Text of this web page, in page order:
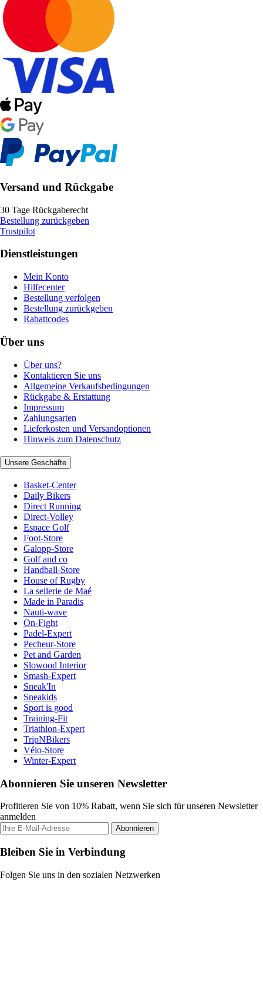
Versand und Rückgabe
30 Tage Rückgaberecht
Bestellung zurückgeben
Trustpilot
Dienstleistungen
Mein Konto
Hilfecenter
Bestellung verfolgen
Bestellung zurückgeben
Rabattcodes
Über uns
Über uns?
Kontaktieren Sie uns
Allgemeine Verkaufsbedingungen
Rückgabe & Erstattung
Impressum
Zahlungsarten
Lieferkosten und Versandoptionen
Hinweis zum Datenschutz
Unsere Geschäfte
Basket-Center
Daily Bikers
Direct Running
Direct-Volley
Espace Golf
Foot-Store
Galopp-Store
Golf and co
Handball-Store
House of Rugby
La sellerie de Maé
Made in Paradis
Nauti-wave
On-Fight
Padel-Expert
Pecheur-Store
Pet and Garden
Slowood Interior
Smash-Expert
Sneak'In
Sneakids
Sport is good
Training-Fit
Triathlon-Expert
TripNBikers
Vélo-Store
Winter-Expert
Abonnieren Sie unseren Newsletter
Profitieren Sie von 10% Rabatt, wenn Sie sich für unseren Newsletter
anmelden
Abonnieren
Bleiben Sie in Verbindung
Folgen Sie uns in den sozialen Netzwerken